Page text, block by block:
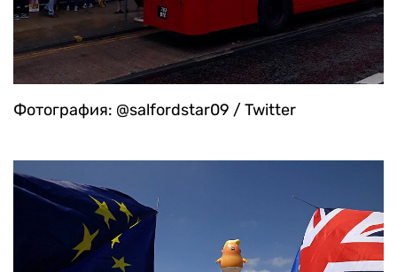
Фотография: @salfordstar09 / Twitter